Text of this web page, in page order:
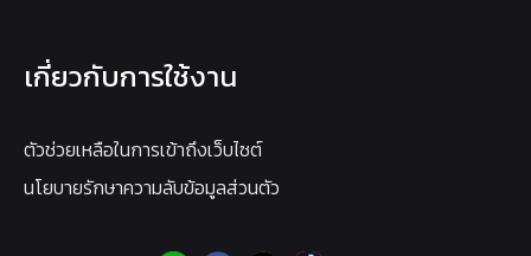
เกี่ยวกับการใช้งาน
ตัวช่วยเหลือในการเข้าถึงเว็บไซต์
นโยบายรักษาความลับข้อมูลส่วนตัว